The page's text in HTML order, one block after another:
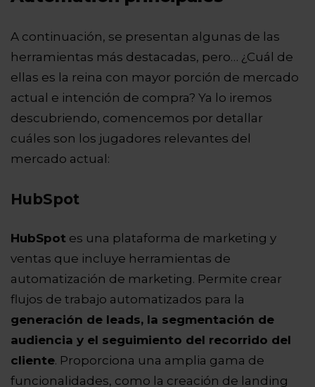
A continuación, se presentan algunas de las
herramientas más destacadas, pero… ¿Cuál de
ellas es la reina con mayor porción de mercado
actual e intención de compra? Ya lo iremos
descubriendo, comencemos por detallar
cuáles son los jugadores relevantes del
mercado actual:
HubSpot
HubSpot es una plataforma de marketing y
ventas que incluye herramientas de
automatización de marketing. Permite crear
flujos de trabajo automatizados para la
generación de leads, la segmentación de
audiencia y el seguimiento del recorrido del
cliente. Proporciona una amplia gama de
funcionalidades, como la creación de landing